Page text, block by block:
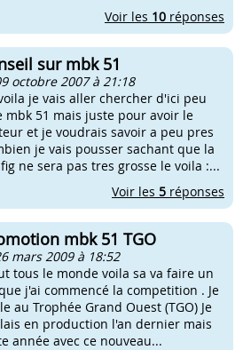
Voir les 10 réponses
sur mbk 51
octobre 2007 à 21:18
je vais aller chercher d'ici peu
mbk 51 mais juste pour avoir le
et je voudrais savoir a peu pres
je vais pousser sachant que la
ne sera pas tres grosse le voila :...
Voir les 5 réponses
mbk 51 TGO
mars 2009 à 18:52
tous le monde voila sa va faire un
j'ai commencé la competition . Je
au Trophée Grand Ouest (TGO) Je
en production l'an dernier mais
année avec ce nouveau...